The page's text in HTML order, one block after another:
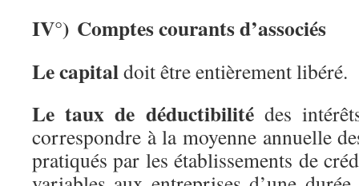
IV°) Comptes courants d’associés
Le capitaldoit être entièrement libéré.
Le taux de déductibilitédes
correspondre à la moyenne annuelle
pratiqués par les établissements de